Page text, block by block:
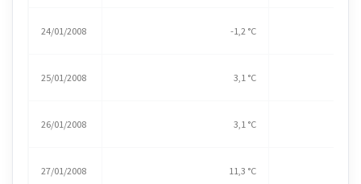
24/01/2008 -1,2 °C
25/01/2008 3,1 °C
26/01/2008 3,1 °C
27/01/2008 11,3 °C